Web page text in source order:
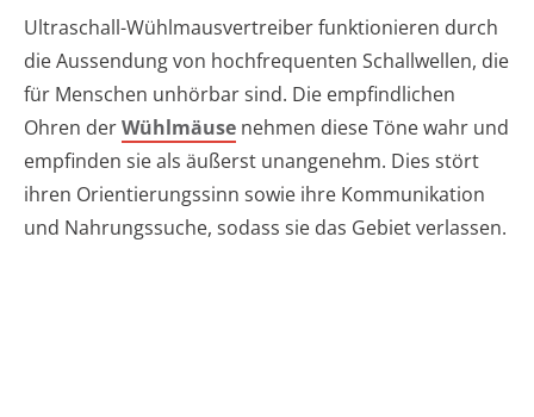
Ultraschall-Wühlmausvertreiber funktionieren durch
die Aussendung von hochfrequenten Schallwellen, die
für Menschen unhörbar sind. Die empfindlichen
Ohren derWühlmäuse nehmen diese Töne wahr und
empfinden sie als äußerst unangenehm. Dies stört
ihren Orientierungssinn sowie ihre Kommunikation
und Nahrungssuche, sodass sie das Gebiet verlassen.